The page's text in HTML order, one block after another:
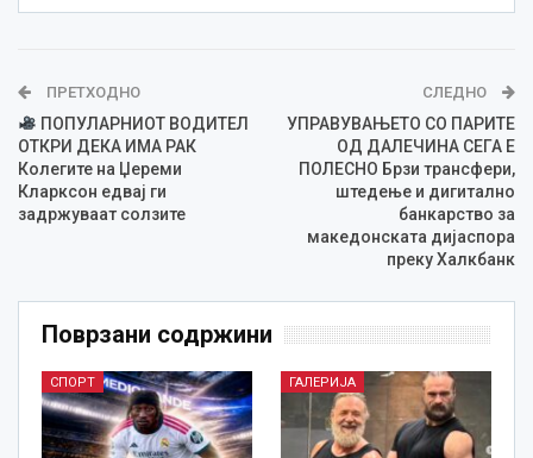
ПРЕТХОДНО
ПОПУЛАРНИОТ ВОДИТЕЛ
ОТКРИ ДЕКА ИМА РАК
Колегите на Џереми
Кларксон едвај ги
задржуваат солзите
СЛЕДНО
УПРАВУВАЊЕТО СО ПАРИТЕ
ОД ДАЛЕЧИНА СЕГА Е
ПОЛЕСНО Брзи трансфери,
штедење и дигитално
банкарство за
македонската дијаспора
преку Халкбанк
Поврзани содржини
СПОРТ ГАЛЕРИЈА